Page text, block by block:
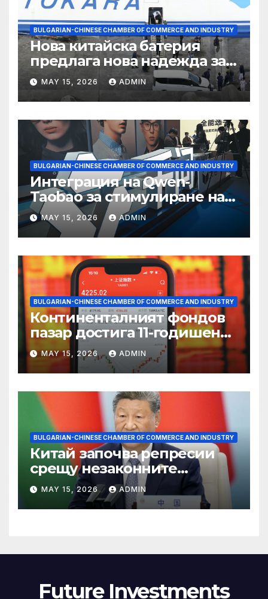
BULGARIAN-CHINESE CHAMBER OF COMMERCE AND INDUSTRY
Нова китайска батерия
предлага нова надежда за
съхранение на водород
MAY 15, 2026 ADMIN
BULGARIAN-CHINESE CHAMBER OF COMMERCE AND INDUSTRY
Интеграция на Qwen-
Taobao за стимулиране на
пазаруването 618
MAY 15, 2026 ADMIN
BULGARIAN-CHINESE CHAMBER OF COMMERCE AND INDUSTRY
Континенталният фондов
пазар достига 11-годишен
връх
MAY 15, 2026 ADMIN
BULGARIAN-CHINESE CHAMBER OF COMMERCE AND INDUSTRY
Китай започва репресии
срещу незаконните
практики в сектора на TCM
MAY 15, 2026 ADMIN
Future Investments